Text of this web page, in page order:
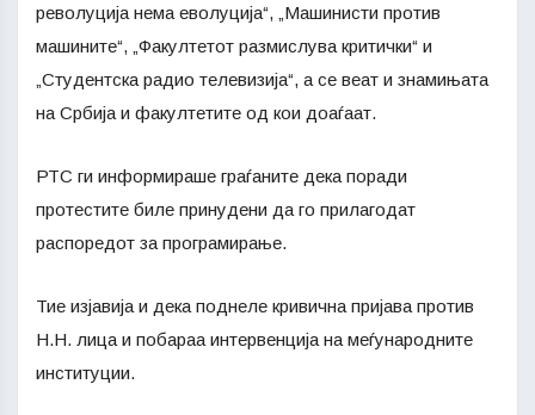
револуција нема еволуција“, „Машинисти против
машините“, „Факултетот размислува критички“ и
„Студентска радио телевизија“, а се веат и знамињата
на Србија и факултетите од кои доаѓаат.
РТС ги информираше граѓаните дека поради
протестите биле принудени да го прилагодат
распоредот за програмирање.
Тие изјавија и дека поднеле кривична пријава против
Н.Н. лица и побараа интервенција на меѓународните
институции.